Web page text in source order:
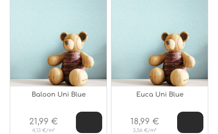
Baloon Uni Blue
4,13 €/m²
21,99 €
Euca Uni Blue
3,56 €/m²
18,99 €